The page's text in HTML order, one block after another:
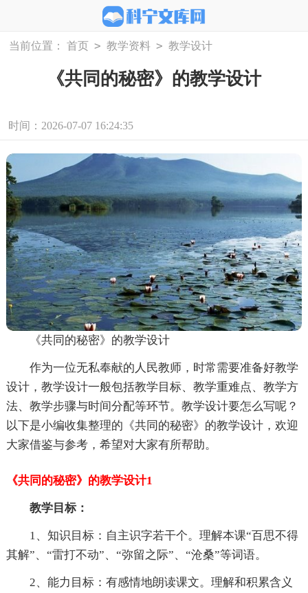
当前位置： 首页 > 教学资料 > 教学设计
《共同的秘密》的教学设计
时间：2026-07-07 16:24:35
《共同的秘密》的教学设计
作为一位无私奉献的人民教师，时常需要准备好教学
设计，教学设计一般包括教学目标、教学重难点、教学方
法、教学步骤与时间分配等环节。教学设计要怎么写呢？
以下是小编收集整理的《共同的秘密》的教学设计，欢迎
大家借鉴与参考，希望对大家有所帮助。
《共同的秘密》的教学设计1
教学目标：
1、知识目标：自主识字若干个。理解本课“百思不得
其解”、“雷打不动”、“弥留之际”、“沧桑”等词语。
2、能力目标：有感情地朗读课文。理解和积累含义